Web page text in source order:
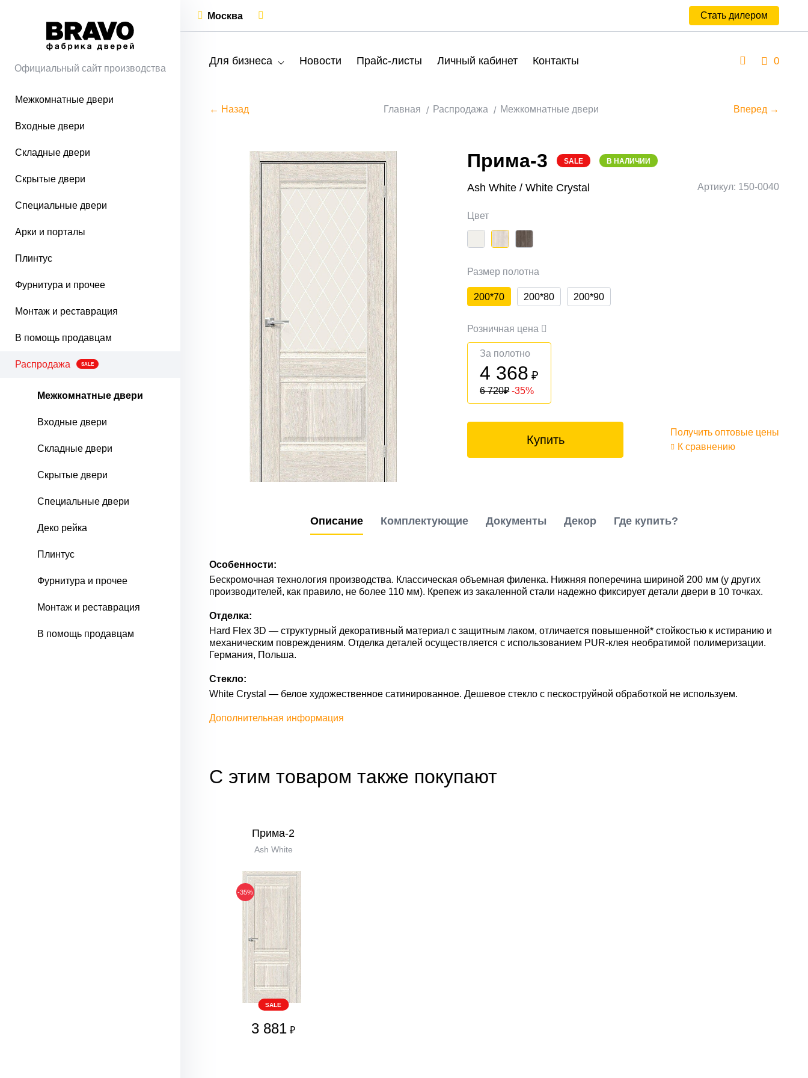
Официальный сайт производства
Межкомнатные двери
Входные двери
Складные двери
Скрытые двери
Специальные двери
Арки и порталы
Плинтус
Фурнитура и прочее
Монтаж и реставрация
В помощь продавцам
Распродажа SALE
Межкомнатные двери
Входные двери
Складные двери
Скрытые двери
Специальные двери
Деко рейка
Плинтус
Фурнитура и прочее
Монтаж и реставрация
В помощь продавцам
Москва Стать дилером
Для бизнеса Новости Прайс-листы Личный кабинет Контакты 0
← Назад Главная Распродажа Межкомнатные двери Вперед →
Прима-3 SALE В НАЛИЧИИ
Ash White / White Сrystal Артикул: 150-0040
Цвет
Размер полотна
200*70 200*80 200*90
Розничная цена
За полотно
4 368 ₽
6 720₽ -35%
Купить
Получить оптовые цены
К сравнению
Описание Комплектующие Документы Декор Где купить?
Особенности:
Бескромочная технология производства. Классическая объемная филенка. Нижняя поперечина шириной 200 мм (у других
производителей, как правило, не более 110 мм). Крепеж из закаленной стали надежно фиксирует детали двери в 10 точках.
Отделка:
Hard Flex 3D — структурный декоративный материал с защитным лаком, отличается повышенной* стойкостью к истиранию и
механическим повреждениям. Отделка деталей осуществляется с использованием PUR-клея необратимой полимеризации.
Германия, Польша.
Стекло:
White Сrystal — белое художественное сатинированное. Дешевое стекло с пескоструйной обработкой не используем.
Дополнительная информация
С этим товаром также покупают
Прима-2
Ash White
-35%
SALE
3 881 ₽